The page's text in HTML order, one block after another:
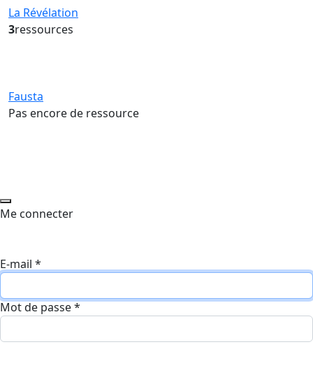
La Révélation
3ressources
Fausta
Pas encore de ressource
Me connecter
E-mail *
Mot de passe*